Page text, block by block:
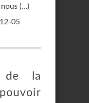
(…)
05
de la